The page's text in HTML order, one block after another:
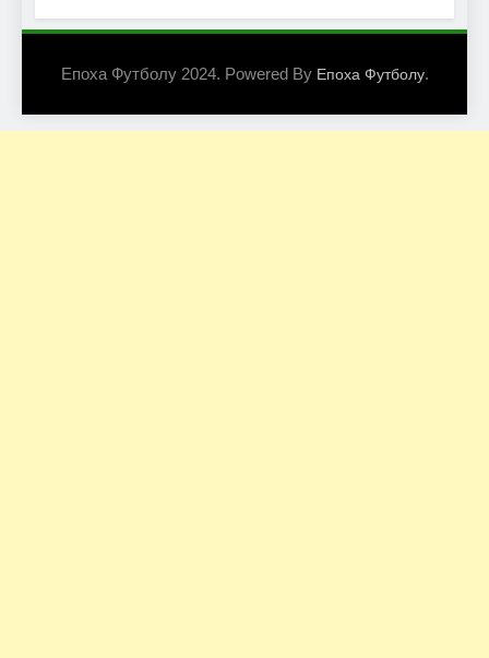
Епоха Футболу 2024. Powered By Епоха Футболу.